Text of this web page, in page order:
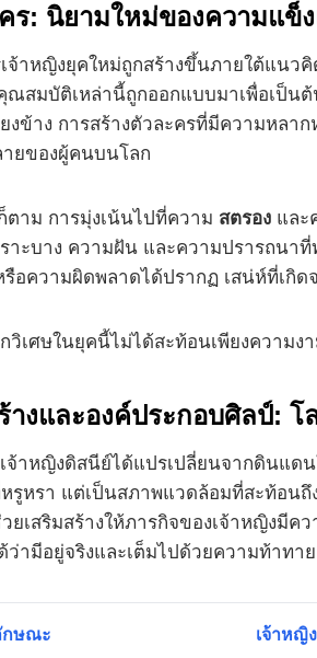
ร: นิยามใหม่ของความแข็
จ้าหญิงยุคใหม่ถูกสร้างขึ้นภายใต้แนวคิ
ณสมบัติเหล่านี้ถูกออกแบบมาเพื่อเป็น
งข้าง การสร้างตัวละครที่มีความหลา
ยของผู้คนบนโลก
ตาม การมุ่งเน้นไปที่ความ สตรอง และ
าะบาง ความฝัน และความปรารถนา
อความผิดพลาดได้ปรากฏ เสน่ห์ที่เกิ
วิเศษในยุคนี้ไม่ได้สะท้อนเพียงความ
างและองค์ประกอบศิลป์: โ
จ้าหญิงดิสนีย์ได้แปรเปลี่ยนจากดินแด
รูหรา แต่เป็นสภาพแวดล้อมที่สะท้อน
ยเสริมสร้างให้ภารกิจของเจ้าหญิงมี
ว่ามีอยู่จริงและเต็มไปด้วยความท้าทาย
ษณะ เจ้าหญิ